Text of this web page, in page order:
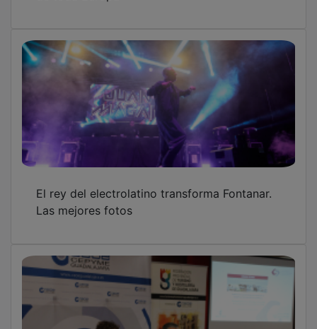
Hosteleros de Guadalajara abordan la
gestión de la prevención laboral en una
jornada organizada por CEOE-CEPYME